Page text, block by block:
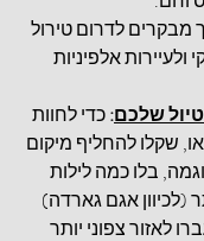
מבקרים לדרום טירול
ולעיירות אלפיניות
שלכם: כדי לחוות
שקלו להחליף מיקום
לדוגמה, בלו כמה לילות
(לכיוון אגם גארדה)
לאזור צפוני יותר